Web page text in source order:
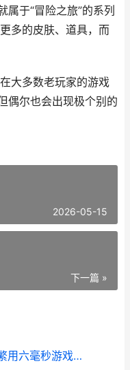
属于“冒险之旅”的系列
多的皮肤、道具，而
大多数老玩家的游戏
偶尔也会出现极个别的
2026-05-15
下一篇 »
海外玩吃鸡延迟高 登录失败频繁用六毫秒游戏加速器化解 海外玩吃鸡延迟怎么解决